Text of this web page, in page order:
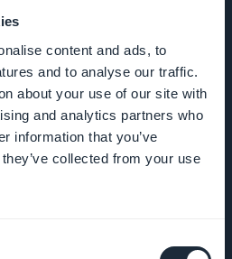
content and ads, to
and to analyse our traffic.
about your use of our site with
and analytics partners who
information that you’ve
collected from your use